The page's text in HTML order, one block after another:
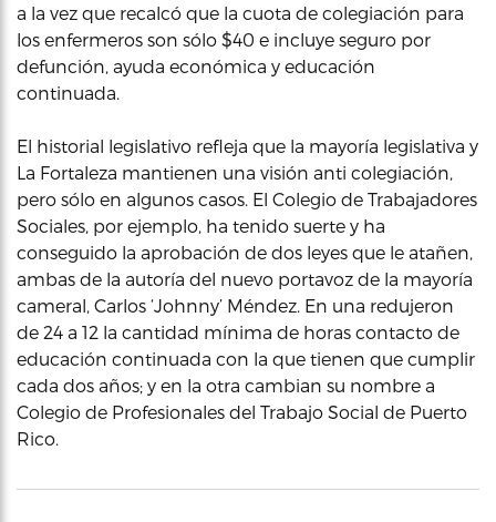
a la vez que recalcó que la cuota de colegiación para
los enfermeros son sólo $40 e incluye seguro por
defunción, ayuda económica y educación
continuada.
El historial legislativo refleja que la mayoría legislativa y
La Fortaleza mantienen una visión anti colegiación,
pero sólo en algunos casos. El Colegio de Trabajadores
Sociales, por ejemplo, ha tenido suerte y ha
conseguido la aprobación de dos leyes que le atañen,
ambas de la autoría del nuevo portavoz de la mayoría
cameral, Carlos ‘Johnny’ Méndez. En una redujeron
de 24 a 12 la cantidad mínima de horas contacto de
educación continuada con la que tienen que cumplir
cada dos años; y en la otra cambian su nombre a
Colegio de Profesionales del Trabajo Social de Puerto
Rico.